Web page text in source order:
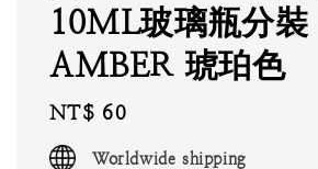
10ML玻璃瓶分裝
AMBER 琥珀色
Regular
price
NT$ 60
Worldwide shipping